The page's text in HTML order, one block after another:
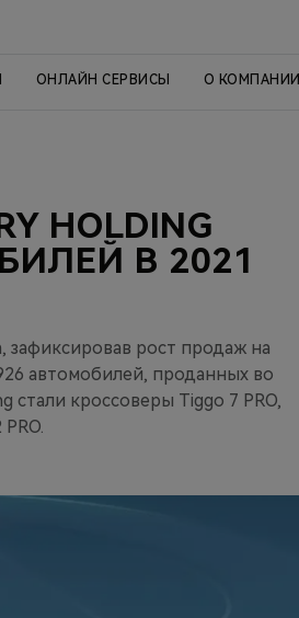
ОНЛАЙН СЕРВИСЫ О КОМПАНИИ
HOLDING
В 2021
зафиксировав рост продаж на
автомобилей, проданных во
стали кроссоверы Tiggo 7 PRO,